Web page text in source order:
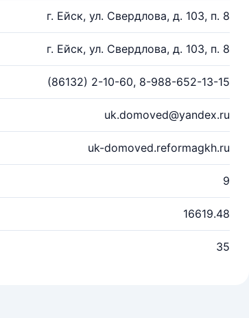
г. Ейск, ул. Свердлова, д. 103, п. 8
г. Ейск, ул. Свердлова, д. 103, п. 8
(86132) 2-10-60, 8-988-652-13-15
uk.domoved@yandex.ru
uk-domoved.reformagkh.ru
9
16619.48
35